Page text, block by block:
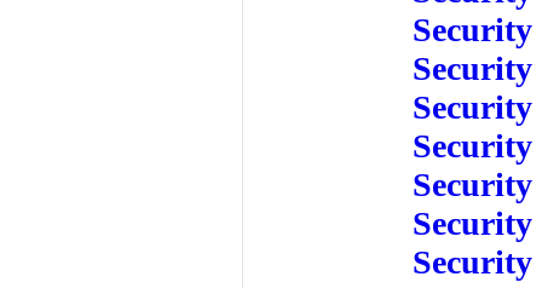
Security
Security
Security
Security
Security
Security
Security